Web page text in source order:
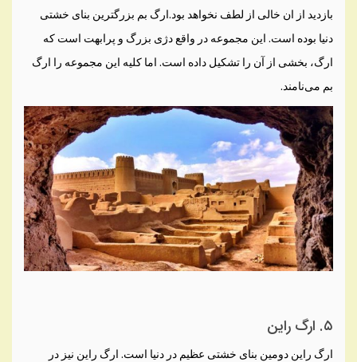
بازدید از ان خالی از لطف نخواهد بود.ارگ بم بزرگترین بنای خشتی
دنیا بوده است. این مجموعه در واقع دژی بزرگ و پرابهت است که
ارگ، بخشی از آن را تشکیل داده است. اما کلیه این مجموعه را ارگ
بم می‌نامند.
۵. ارگ راین
ارگ راین دومین بنای خشتی عظیم در دنیا است. ارگ راین نیز در